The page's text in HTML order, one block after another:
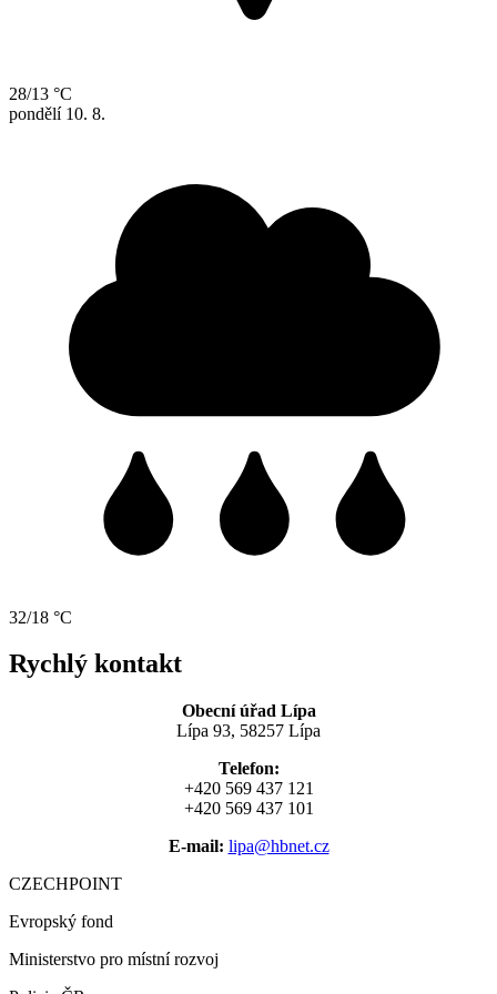
28/13 °C
pondělí 10. 8.
32/18 °C
Rychlý kontakt
Obecní úřad Lípa
Lípa 93, 58257 Lípa
Telefon:
+420 569 437 121
+420 569 437 101
E-mail: lipa@hbnet.cz
CZECHPOINT
Evropský fond
Ministerstvo pro místní rozvoj